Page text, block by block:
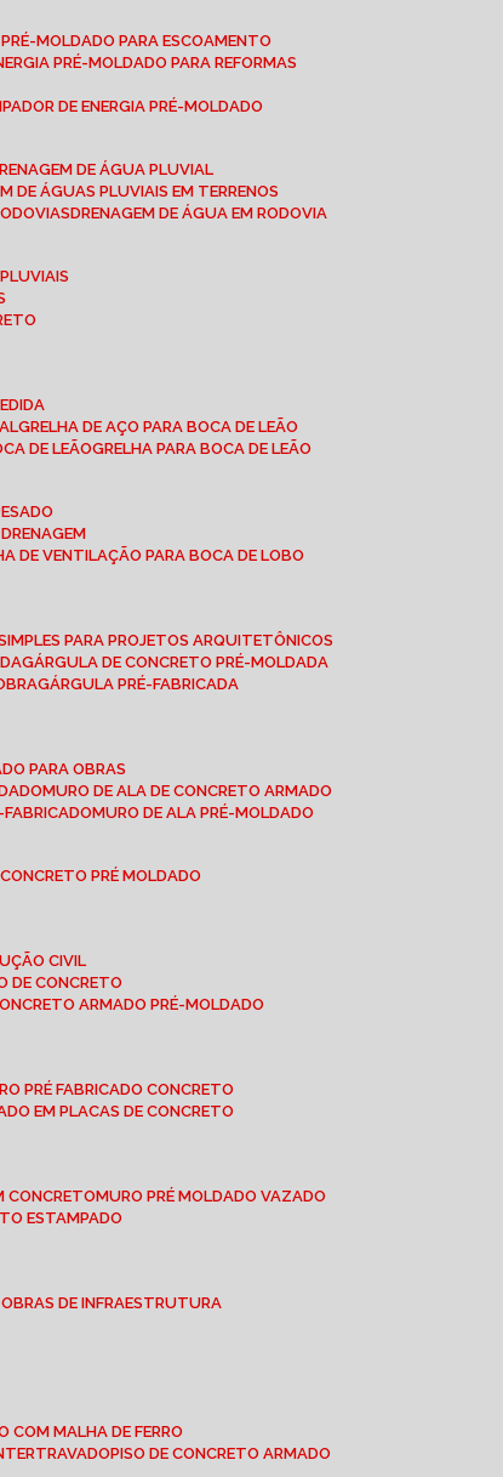
PRÉ-MOLDADO PARA ESCOAMENTO
PRÉ-MOLDADO PARA REFORMAS
DE ENERGIA PRÉ-MOLDADO
DRENAGEM DE ÁGUA PLUVIAL
DE ÁGUAS PLUVIAIS EM TERRENOS
DRENAGEM DE ÁGUA EM RODOVIA
GRELHA DE AÇO PARA BOCA DE LEÃO
DE LEÃO
GRELHA PARA BOCA DE LEÃO
DE VENTILAÇÃO PARA BOCA DE LOBO
SIMPLES PARA PROJETOS ARQUITETÔNICOS
GÁRGULA DE CONCRETO PRÉ-MOLDADA
GÁRGULA PRÉ-FABRICADA
PARA OBRAS
MURO DE ALA DE CONCRETO ARMADO
FABRICADO
MURO DE ALA PRÉ-MOLDADO
CONCRETO PRÉ MOLDADO
CIVIL
DE CONCRETO
ARMADO PRÉ-MOLDADO
PRÉ FABRICADO CONCRETO
EM PLACAS DE CONCRETO
CONCRETO
MURO PRÉ MOLDADO VAZADO
ESTAMPADO
OBRAS DE INFRAESTRUTURA
COM MALHA DE FERRO
PISO DE CONCRETO ARMADO